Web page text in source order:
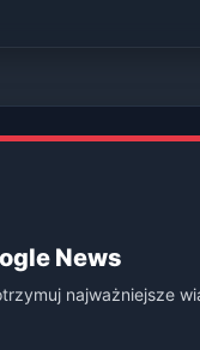
News
najważniejsze